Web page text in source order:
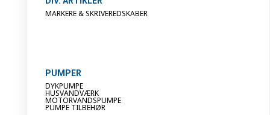
MARKERE & SKRIVEREDSKABER
PUMPER
DYKPUMPE
HUSVANDVÆRK
MOTORVANDSPUMPE
PUMPE TILBEHØR